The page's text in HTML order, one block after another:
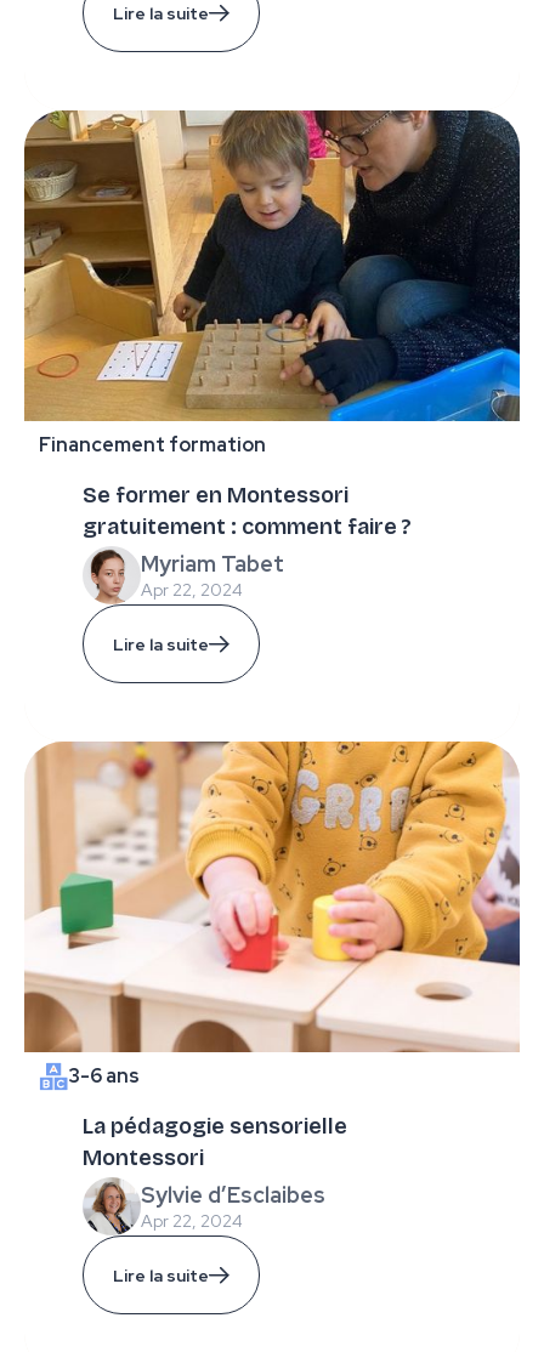
Lire la suite
Financement formation
Se former en Montessori
gratuitement : comment faire ?
Myriam Tabet
Apr 22, 2024
Lire la suite
3-6 ans
La pédagogie sensorielle
Montessori
Sylvie d’Esclaibes
Apr 22, 2024
Lire la suite